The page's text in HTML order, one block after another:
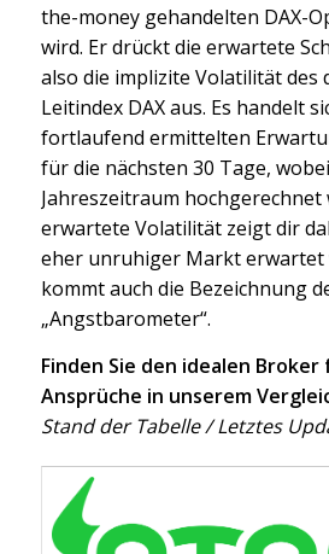
the-money gehandelten DAX-
wird. Er drückt die erwartete
also die implizite Volatilität des
Leitindex DAX aus. Es handelt
fortlaufend ermittelten
für die nächsten 30 Tage,
Jahreszeitraum hochgerechnet
erwartete Volatilität zeigt dir
eher unruhiger Markt erwartet
kommt auch die Bezeichnung
„Angstbarometer“.
Finden Sie den idealen Broker
Ansprüche in unserem
Stand der Tabelle / Letztes